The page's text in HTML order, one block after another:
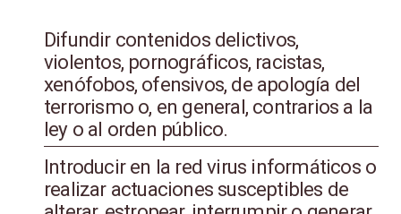
Difundir contenidos delictivos,
violentos, pornográficos, racistas,
xenófobos, ofensivos, de apología del
terrorismo o, en general, contrarios a la
ley o al orden público.
Introducir en la red virus informáticos o
realizar actuaciones susceptibles de